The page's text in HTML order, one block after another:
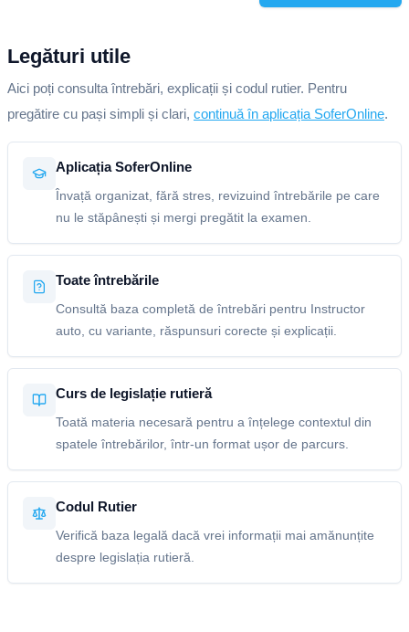
Legături utile
Aici poți consulta întrebări, explicații și codul rutier. Pentru
pregătire cu pași simpli și clari, continuă în aplicația SoferOnline.
Aplicația SoferOnline
Învață organizat, fără stres, revizuind întrebările pe care
nu le stăpânești și mergi pregătit la examen.
Toate întrebările
Consultă baza completă de întrebări pentru Instructor
auto, cu variante, răspunsuri corecte și explicații.
Curs de legislație rutieră
Toată materia necesară pentru a înțelege contextul din
spatele întrebărilor, într-un format ușor de parcurs.
Codul Rutier
Verifică baza legală dacă vrei informații mai amănunțite
despre legislația rutieră.